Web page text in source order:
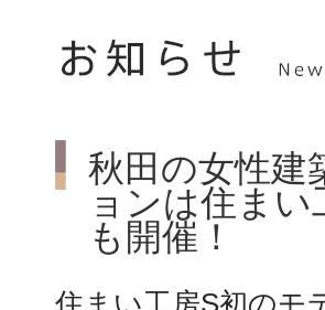
秋田の女性建
ョンは住ま
も開催！
住まい工房S初